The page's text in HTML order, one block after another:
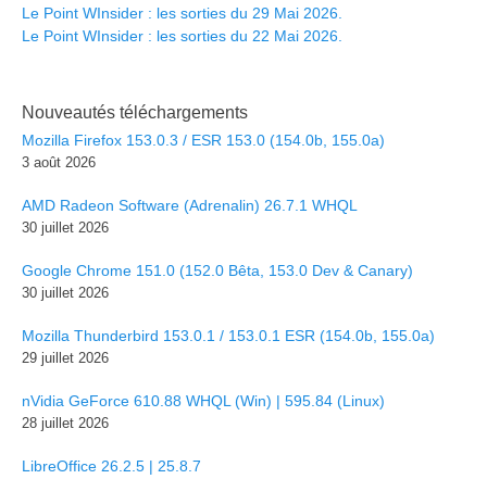
Le Point WInsider : les sorties du 29 Mai 2026.
Le Point WInsider : les sorties du 22 Mai 2026.
Nouveautés téléchargements
Mozilla Firefox 153.0.3 / ESR 153.0 (154.0b, 155.0a)
3 août 2026
AMD Radeon Software (Adrenalin) 26.7.1 WHQL
30 juillet 2026
Google Chrome 151.0 (152.0 Bêta, 153.0 Dev & Canary)
30 juillet 2026
Mozilla Thunderbird 153.0.1 / 153.0.1 ESR (154.0b, 155.0a)
29 juillet 2026
nVidia GeForce 610.88 WHQL (Win) | 595.84 (Linux)
28 juillet 2026
LibreOffice 26.2.5 | 25.8.7